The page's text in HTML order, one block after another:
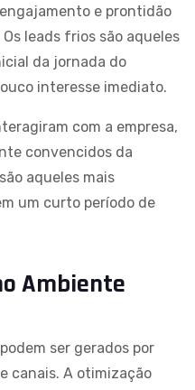
e prontidão
leads frios são aqueles
da jornada do
interesse imediato.
com a empresa,
convencidos da
aqueles mais
um curto período de
Ambiente
ser gerados por
canais. A otimização